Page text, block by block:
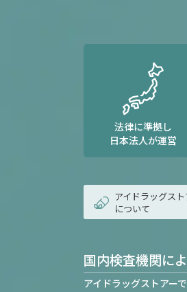
法律に準拠し
日本法人が運営
アイドラッグスト
について
国内検査機関に
アイドラッグストアー